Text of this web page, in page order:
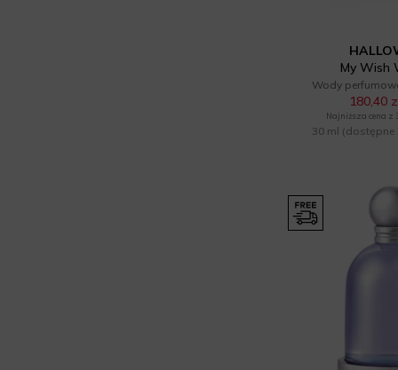
My Wish
Wody
180,40
Najniższa cena z
30 ml (dostępne